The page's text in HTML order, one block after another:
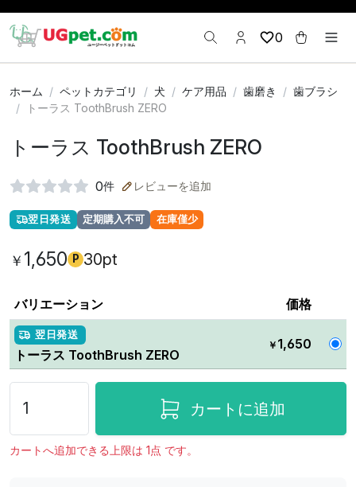
0
ホーム ペットカテゴリ 犬 ケア用品 歯磨き
歯ブラシ
トーラス ToothBrush ZERO
トーラス ToothBrush ZERO
0件 レビューを追加
翌日発送 定期購入不可 在庫僅少
￥ 1,650 P 30pt
バリエーション 価格
翌日発送
トーラス ToothBrush ZERO
￥ 1,650
カートに追加
カートへ追加できる上限は 1点 です。